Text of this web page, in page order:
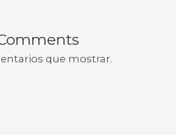
que mostrar.